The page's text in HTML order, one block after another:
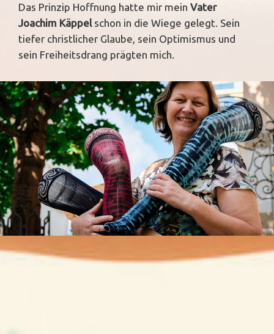
Das Prinzip Hoffnung hatte mir mein Vater
Joachim Käppelschon in die Wiege gelegt. Sein
tiefer christlicher Glaube, sein Optimismus und
sein Freiheitsdrang prägten mich.